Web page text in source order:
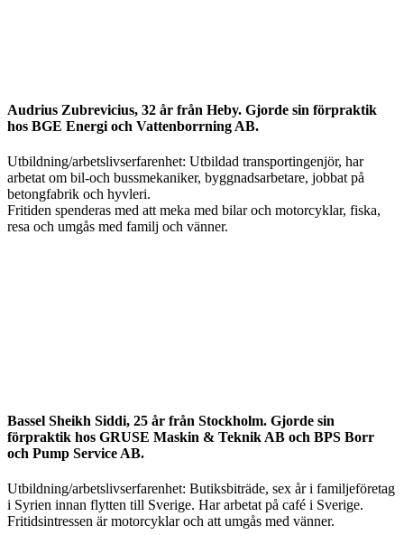
Audrius Zubrevicius, 32 år från Heby. Gjorde sin förpraktik
hos BGE Energi och Vattenborrning AB.
Utbildning/arbetslivserfarenhet: Utbildad transportingenjör, har
arbetat om bil-och bussmekaniker, byggnadsarbetare, jobbat på
betongfabrik och hyvleri.
Fritiden spenderas med att meka med bilar och motorcyklar, fiska,
resa och umgås med familj och vänner.
Bassel Sheikh Siddi, 25 år från Stockholm. Gjorde sin
förpraktik hos GRUSE Maskin & Teknik AB och BPS Borr
och Pump Service AB.
Utbildning/arbetslivserfarenhet: Butiksbiträde, sex år i familjeföretag
i Syrien innan flytten till Sverige. Har arbetat på café i Sverige.
Fritidsintressen är motorcyklar och att umgås med vänner.